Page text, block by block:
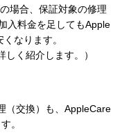
場合、保証対象の修理
入料金を足してもApple
なります。
しく紹介します。）
（交換）も、AppleCare
。